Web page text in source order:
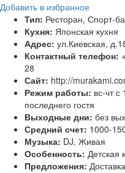
Добавить в избранное
Тип: Ресторан, Спорт-
Кухня: Японская кухня
Адрес: ул.Киевская,
Контактный телефон:
28
Сайт: http://
Режим работы: вс-чт
последнего гостя
Выходные дни: без
Средний счет: 1000-
Музыка: DJ, Живая
Особенность: Детская
Предложения: